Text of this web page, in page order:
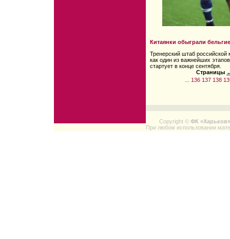
Китаянки обыграли
Тренерский штаб
как один из важнейших
стартует в конце сентября.
Страницы
136 137 138
Copyright © ФК «Харьков»
При любом использовании